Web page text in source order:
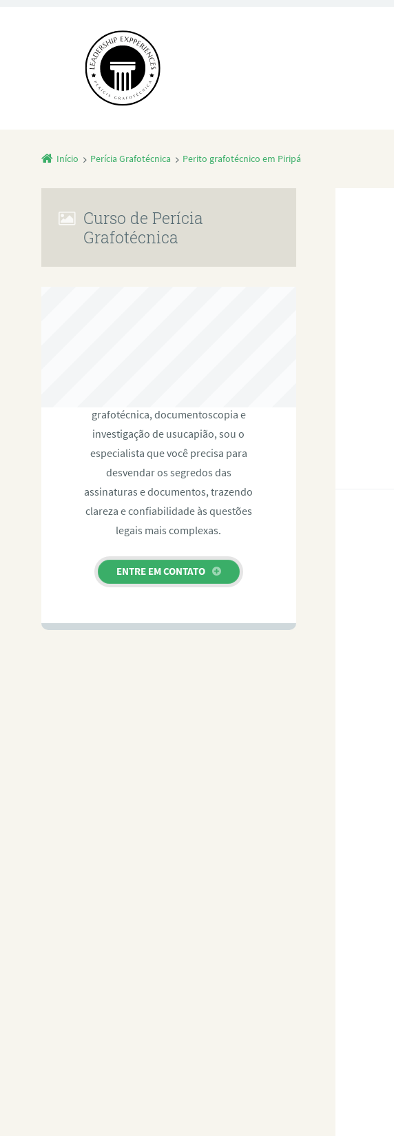
Início Perícia Grafotécnica Perito grafotécnico em Piripá
Curso de Perícia
Grafotécnica
grafotécnica, documentoscopia e
investigação de usucapião, sou o
especialista que você precisa para
desvendar os segredos das
assinaturas e documentos, trazendo
clareza e confiabilidade às questões
legais mais complexas.
ENTRE EM CONTATO